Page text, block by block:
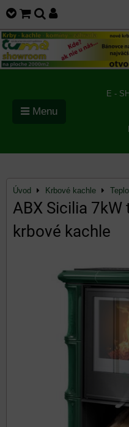
E -
Menu
Úvod Krbové kachle
ABX Sicilia
krbové kachle